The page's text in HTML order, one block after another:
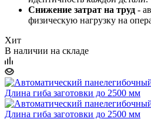
Снижение затрат на труд -
физическую нагрузку на
Хит
В наличии на складе